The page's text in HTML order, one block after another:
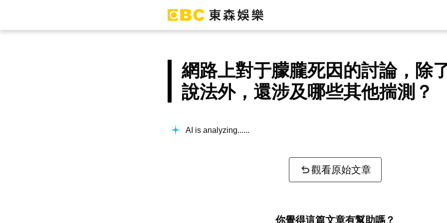
網路上對于朦朧死因的討論，除
說法外，還涉及哪些其他揣測？
AI is analyzing...
觀看原始文章
你覺得這篇文章有幫助嗎？